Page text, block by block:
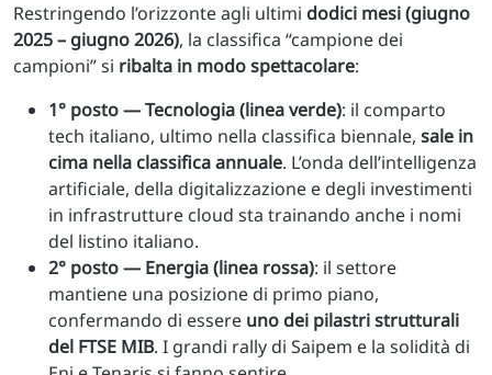
Restringendo l’orizzonte agli ultimi dodici mesi (giugno
2025 – giugno 2026), la classifica “campione dei
campioni” si ribalta in modo spettacolare:
1° posto — Tecnologia (linea verde): il comparto
tech italiano, ultimo nella classifica biennale, sale in
cima nella classifica annuale. L’onda dell’intelligenza
artificiale, della digitalizzazione e degli investimenti
in infrastrutture cloud sta trainando anche i nomi
del listino italiano.
2° posto — Energia (linea rossa): il settore
mantiene una posizione di primo piano,
confermando di essere uno dei pilastri strutturali
del FTSE MIB. I grandi rally di Saipem e la solidità di